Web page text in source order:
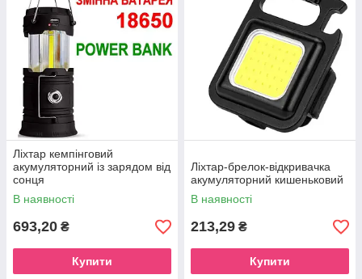
Ліхтар кемпінговий
акумуляторний із зарядом від
сонця
В наявності
693,20 ₴
Купити
Ліхтар-брелок-відкривачка
акумуляторний кишеньковий
В наявності
213,29 ₴
Купити